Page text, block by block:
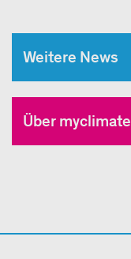
Weitere News
Über myclimate